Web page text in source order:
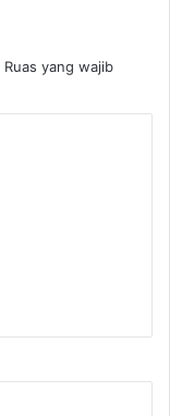
Ruas yang wajib